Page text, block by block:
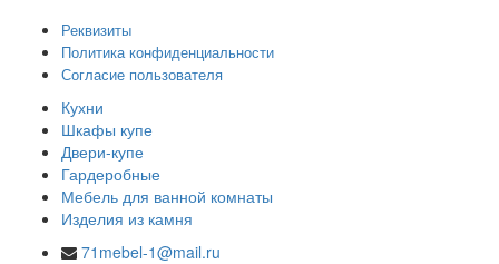
Реквизиты
Политика конфиденциальности
Согласие пользователя
Кухни
Шкафы купе
Двери-купе
Гардеробные
Мебель для ванной комнаты
Изделия из камня
71mebel-1@mail.ru